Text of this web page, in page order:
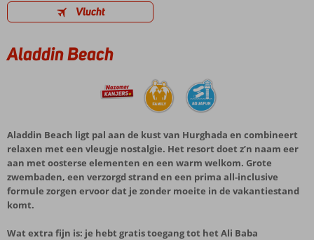
Vlucht
Aladdin Beach
Aladdin Beach ligt pal aan de kust van Hurghada en combineert
relaxen met een vleugje nostalgie. Het resort doet z’n naam eer
aan met oosterse elementen en een warm welkom. Grote
zwembaden, een verzorgd strand en een prima all-inclusive
formule zorgen ervoor dat je zonder moeite in de vakantiestand
komt.
Wat extra fijn is: je hebt gratis toegang tot het Ali Baba